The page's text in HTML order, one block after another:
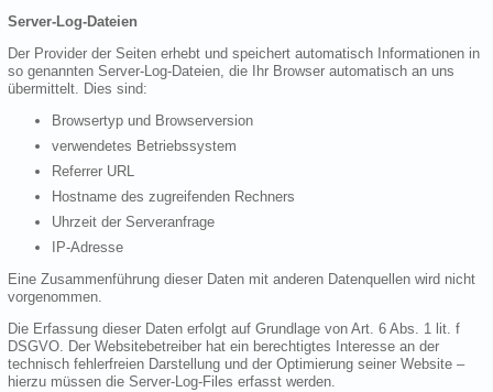
Server-Log-Dateien
Der Provider der Seiten erhebt und speichert automatisch Informationen in
so genannten Server-Log-Dateien, die Ihr Browser automatisch an uns
übermittelt. Dies sind:
Browsertyp und Browserversion
verwendetes Betriebssystem
Referrer URL
Hostname des zugreifenden Rechners
Uhrzeit der Serveranfrage
IP-Adresse
Eine Zusammenführung dieser Daten mit anderen Datenquellen wird nicht
vorgenommen.
Die Erfassung dieser Daten erfolgt auf Grundlage von Art. 6 Abs. 1 lit. f
DSGVO. Der Websitebetreiber hat ein berechtigtes Interesse an der
technisch fehlerfreien Darstellung und der Optimierung seiner Website –
hierzu müssen die Server-Log-Files erfasst werden.